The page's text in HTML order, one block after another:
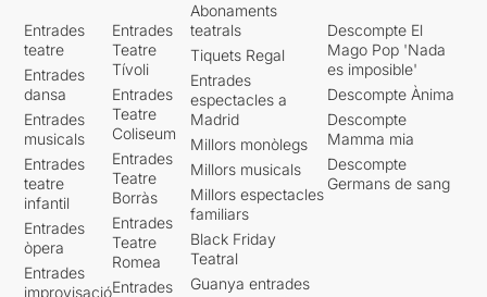
Entrades
teatre
Entrades
dansa
Entrades
musicals
Entrades
teatre
infantil
Entrades
òpera
Entrades
improvisació
Entrades
Teatre
Tívoli
Entrades
Teatre
Coliseum
Entrades
Teatre
Borràs
Entrades
Teatre
Romea
Entrades
Abonaments
teatrals
Tiquets Regal
Entrades
espectacles a
Madrid
Millors monòlegs
Millors musicals
Millors espectacles
familiars
Black Friday
Teatral
Guanya entrades
Descompte El
Mago Pop 'Nada
es imposible'
Descompte Ànima
Descompte
Mamma mia
Descompte
Germans de sang